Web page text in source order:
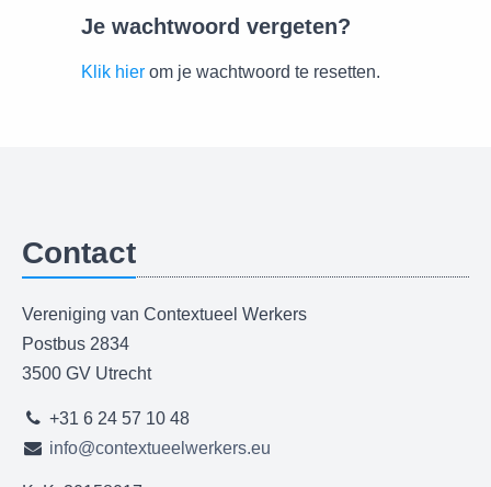
Je wachtwoord vergeten?
Klik hier om je wachtwoord te resetten.
Contact
Vereniging van Contextueel Werkers
Postbus 2834
3500 GV Utrecht
+31 6 24 57 10 48
info@contextueelwerkers.eu